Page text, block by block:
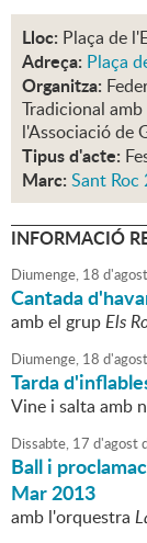
Lloc: Plaça de
Adreça: Plaça
Organitza:
Tradicional
l'Associació de
Tipus d'acte:
Marc: Sant Roc
INFORMACIÓ
Diumenge, 18 d'agost
Cantada
amb el grupEls
Diumenge, 18 d'agost
Tarda
Vine i salta amb
Dissabte, 17 d'agost
Ball i
Mar 2013
amb l'orquestra